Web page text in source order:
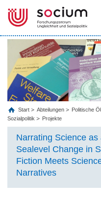
Start Abteilungen Politische
Sozialpolitik
Projekte
Narrating Science
Sealevel Change in
Fiction Meets
Narratives